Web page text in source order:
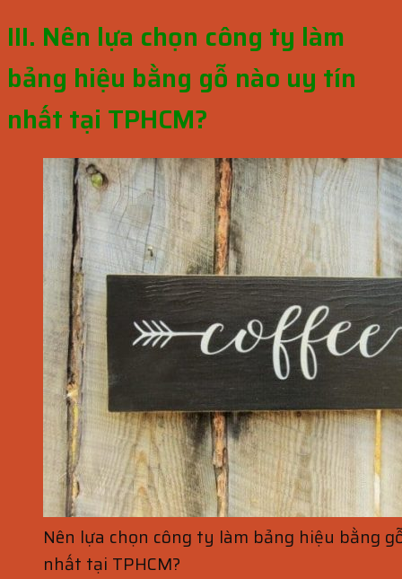
III. Nên lựa chọn công ty làm
bảng hiệu bằng gỗ nào uy tín
nhất tại TPHCM?
Nên lựa chọn công ty làm bảng hiệu bằng
nhất tại TPHCM?